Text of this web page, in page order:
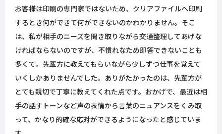
お客様は印刷の専門家ではないため、クリアファイルへ印刷
するとき何ができて何ができないのかわかりません。そこ
は、私が相手のニーズを聞き取りながら交通整理してあげな
ければならないのですが、不慣れなため即答できないことも
多くて。先輩方に教えてもらいながら少しずつ仕事を覚えて
いくしかありませんでした。ありがたかったのは、先輩方が
とても親切で丁寧に教えてくれた点です。おかげで、最近は相
手の話すトーンなど声の表情から言葉のニュアンスをくみ取
って、かなり的確な応対ができるようになったと感じていま